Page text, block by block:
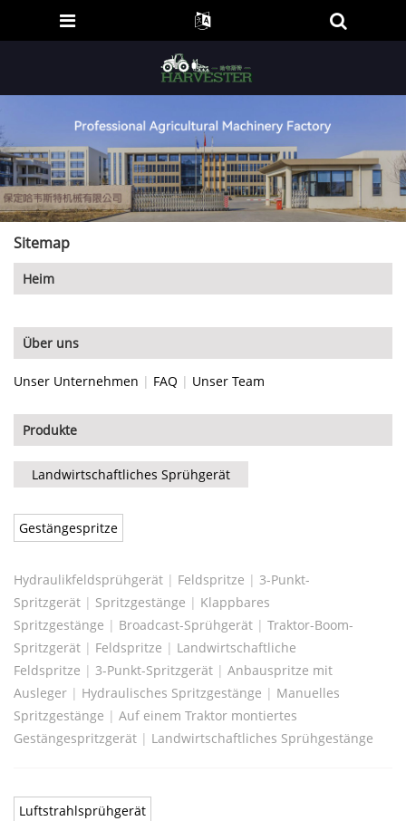
Sitemap
Heim
Über uns
Unser Unternehmen | FAQ | Unser Team
Produkte
Landwirtschaftliches Sprühgerät
Gestängespritze
Hydraulikfeldsprühgerät | Feldspritze | 3-Punkt-
Spritzgerät | Spritzgestänge | Klappbares
Spritzgestänge | Broadcast-Sprühgerät | Traktor-Boom-
Spritzgerät | Feldspritze | Landwirtschaftliche
Feldspritze | 3-Punkt-Spritzgerät | Anbauspritze mit
Ausleger | Hydraulisches Spritzgestänge | Manuelles
Spritzgestänge | Auf einem Traktor montiertes
Gestängespritzgerät | Landwirtschaftliches Sprühgestänge
Luftstrahlsprühgerät